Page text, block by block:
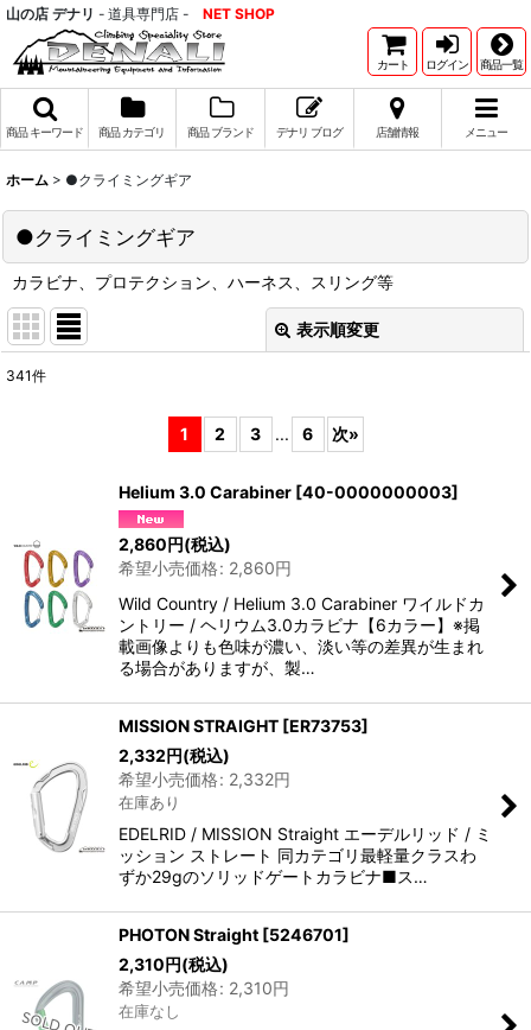
山の店 デナリ - 道具専門店 - NET SHOP
カート ログイン 商品一覧
商品 キーワード 商品 カテゴリ 商品 ブランド デナリ ブログ 店舗情報 メニュー
ホーム > ●クライミングギア
●クライミングギア
カラビナ、プロテクション、ハーネス、スリング等
表示順変更
サブカテゴリ
並び順 :
絞り込む
341件
1 2 3 ... 6 次»
Helium 3.0 Carabiner [40-0000000003]
2,860円(税込)
希望小売価格: 2,860円
Wild Country / Helium 3.0 Carabiner ワイルドカ
ントリー / ヘリウム3.0カラビナ【6カラー】※掲
載画像よりも色味が濃い、淡い等の差異が生まれ
る場合がありますが、製…
MISSION STRAIGHT [ER73753]
2,332円(税込)
希望小売価格: 2,332円
在庫あり
EDELRID / MISSION Straight エーデルリッド / ミ
ッション ストレート 同カテゴリ最軽量クラスわ
ずか29gのソリッドゲートカラビナ■ス…
PHOTON Straight [5246701]
2,310円(税込)
希望小売価格: 2,310円
在庫なし